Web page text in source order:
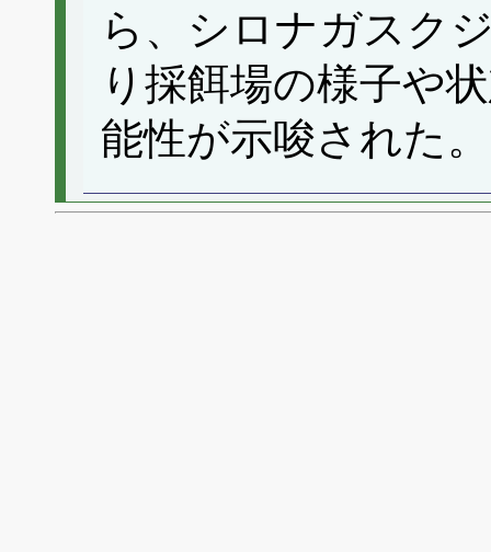
ら、シロナガスク
り採餌場の様子や
能性が示唆された。